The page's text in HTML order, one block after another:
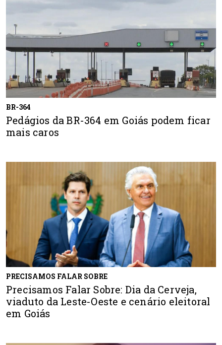
BR-364
Pedágios da BR-364 em Goiás podem ficar
mais caros
PRECISAMOS FALAR SOBRE
Precisamos Falar Sobre: Dia da Cerveja,
viaduto da Leste-Oeste e cenário eleitoral
em Goiás